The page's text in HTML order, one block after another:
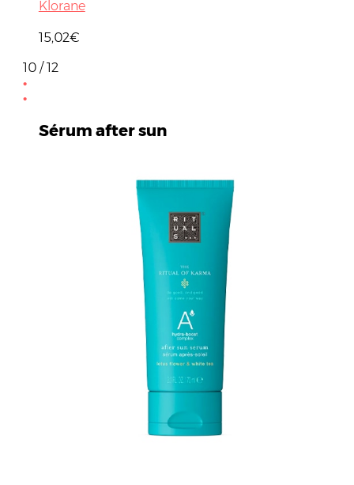
Klorane
15,02€
10 / 12
Sérum after sun